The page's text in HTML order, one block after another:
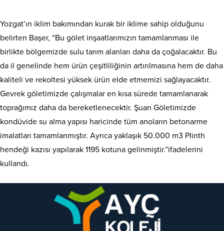
Yozgat’ın iklim bakımından kurak bir iklime sahip olduğunu
belirten Başer, “Bu gölet inşaatlarımızın tamamlanması ile
birlikte bölgemizde sulu tarım alanları daha da çoğalacaktır. Bu
da il genelinde hem ürün çeşitliliğinin artırılmasına hem de daha
kaliteli ve rekoltesi yüksek ürün elde etmemizi sağlayacaktır.
Gevrek göletimizde çalışmalar en kısa sürede tamamlanarak
toprağımız daha da bereketlenecektir. Şuan Göletimizde
kondüvide su alma yapısı haricinde tüm anoların betonarme
imalatları tamamlanmıştır. Ayrıca yaklaşık 50.000 m3 Plinth
hendeği kazısı yapılarak 1195 kotuna gelinmiştir.”ifadelerini
kullandı.